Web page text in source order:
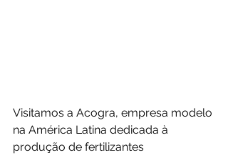
Visitamos a Acogra, empresa modelo
na América Latina dedicada à
produção de fertilizantes